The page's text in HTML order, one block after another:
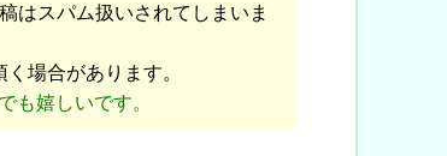
はスパム扱いされてしまいま
場合があります。
も嬉しいです。